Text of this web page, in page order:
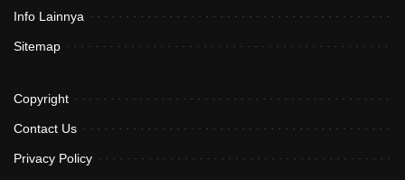
Info Lainnya
Sitemap
Copyright
Contact Us
Privacy Policy